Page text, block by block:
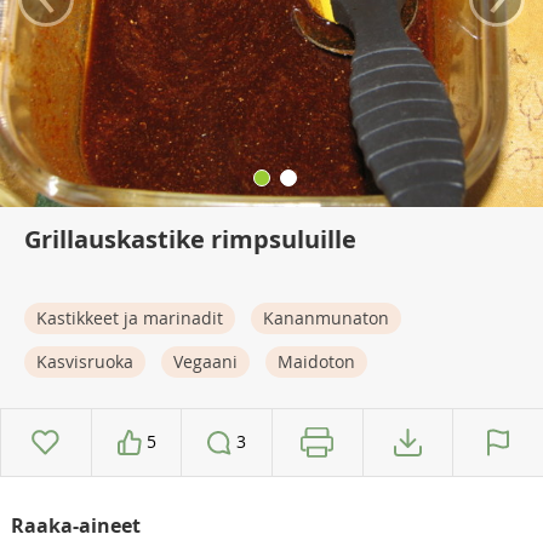
Grillauskastike rimpsuluille
Kastikkeet ja marinadit
Kananmunaton
Kasvisruoka
Vegaani Maidoton
5 3
Raaka-aineet